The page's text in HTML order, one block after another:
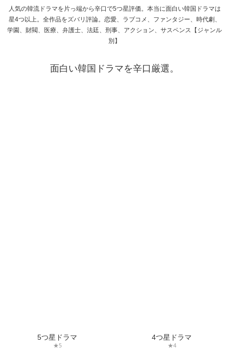
人気の韓流ドラマを片っ端から辛口で5つ星評価。本当に面白い韓国ドラマは
星4つ以上。全作品をズバリ評論。恋愛、ラブコメ、ファンタジー、時代劇、
学園、財閥、医療、弁護士、法廷、刑事、アクション、サスペンス【ジャンル
別】
面白い韓国ドラマを辛口厳選。
5つ星ドラマ
★5
4つ星ドラマ
★4